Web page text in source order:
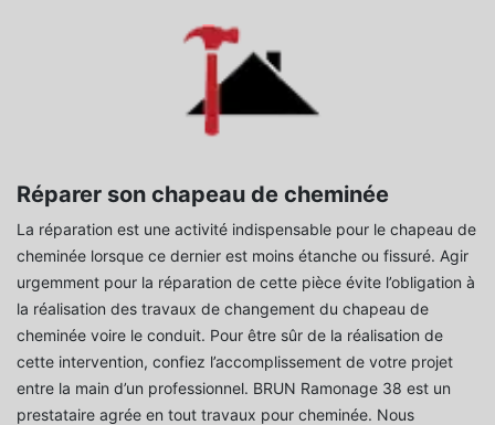
Réparer son chapeau de cheminée
La réparation est une activité indispensable pour le chapeau de
cheminée lorsque ce dernier est moins étanche ou fissuré. Agir
urgemment pour la réparation de cette pièce évite l’obligation à
la réalisation des travaux de changement du chapeau de
cheminée voire le conduit. Pour être sûr de la réalisation de
cette intervention, confiez l’accomplissement de votre projet
entre la main d’un professionnel. BRUN Ramonage 38 est un
prestataire agrée en tout travaux pour cheminée. Nous